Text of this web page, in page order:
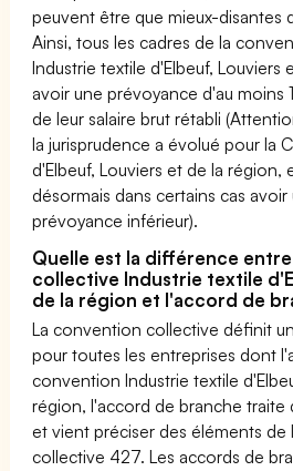
peuvent être que mieux-disantes
Ainsi, tous les cadres de la
Industrie textile d'Elbeuf,
avoir une prévoyance d'au moins
de leur salaire brut rétabli
la jurisprudence a évolué pour la
d'Elbeuf, Louviers et de la région,
désormais dans certains cas avoir
prévoyance inférieur).
Quelle est la différence
collective Industrie textile
de la région et l'accord de
La convention collective définit
pour toutes les entreprises dont
convention Industrie textile
région, l'accord de branche traite
et vient préciser des éléments
collective 427. Les accords de